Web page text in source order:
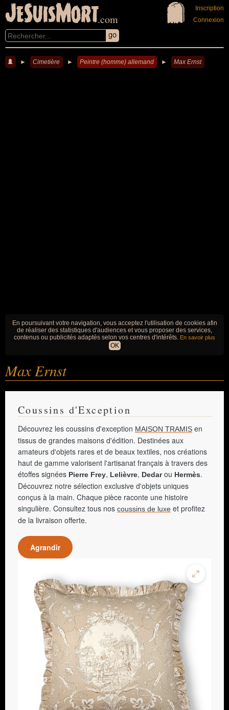
JeSuisMort.com
Inscription
Connexion
► Cimetière ► Peintre (homme) allemand ► Max Ernst
En poursuivant votre navigation, vous acceptez l'utilisation de cookies afin
de réaliser des statistiques d'audiences et vous proposer des services,
contenus ou publicités adaptés selon vos centres d'intérêts. En savoir plus
OK
Max Ernst
Coussins d'Exception
Découvrez les coussins d'exception MAISON TRAMIS en
tissus de grandes maisons d'édition. Destinées aux
amateurs d'objets rares et de beaux textiles, nos créations
haut de gamme valorisent l'artisanat français à travers des
étoffes signées Pierre Frey, Lelièvre, Dedarou Hermès.
Découvrez notre sélection exclusive d'objets uniques
conçus à la main. Chaque pièce raconte une histoire
singulière. Consultez tous nos coussins de luxe et profitez
de la livraison offerte.
Agrandir